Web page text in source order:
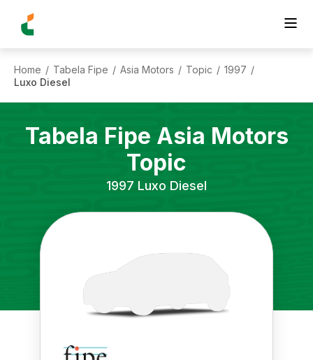
Home / Tabela Fipe / Asia Motors / Topic / 1997 /
Luxo Diesel
Tabela Fipe Asia Motors
Topic
1997 Luxo Diesel